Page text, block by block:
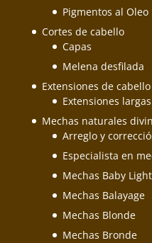
Pigmentos al Oleo
Cortes de cabello
Capas
Melena desfilada
Extensiones de
Extensiones largas
Mechas naturales
Arreglo y
Especialista en
Mechas Baby
Mechas Balayage
Mechas Blonde
Mechas Bronde